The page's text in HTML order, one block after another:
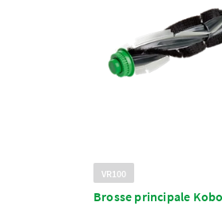
VR100
Brosse principale